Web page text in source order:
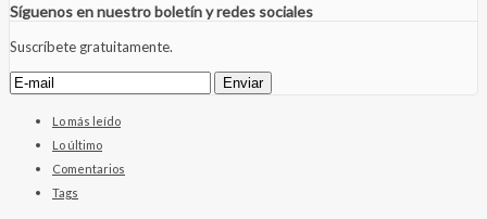
Síguenos en nuestro boletín y redes sociales
Suscríbete gratuitamente.
Lo más leído
Lo último
Comentarios
Tags